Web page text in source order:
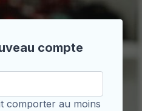
compte
comporter au moins